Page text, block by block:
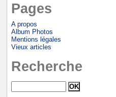
Pages
A propos
Album Photos
Mentions légales
Vieux articles
Recherche